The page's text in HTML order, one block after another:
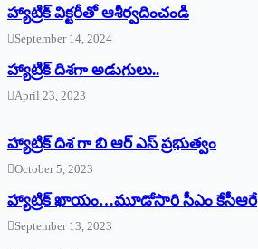
హ్యాట్రిక్‌ ‌విక్టరీతో ఆశీర్వదించండి
September 14, 2024
‌హ్యాట్రిక్‌ ‌దిశగా అడుగులు..
April 23, 2023
హ్యాట్రిక్ దిశ గా బి ఆర్ ఎస్ ప్రభుత్వం
October 5, 2023
హ్యాట్రిక్‌ ‌ఖాయం…మూడోసారి సీఎం కేసీఆరే
September 13, 2023